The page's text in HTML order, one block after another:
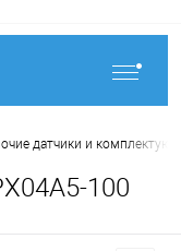
датчики и
100